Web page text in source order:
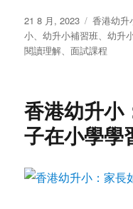
发
布
于
21 8 月, 2023
分
类
香港幼升
小、幼升小補習班、幼升
閱讀理解、面試課程
香港幼升小
子在小學學